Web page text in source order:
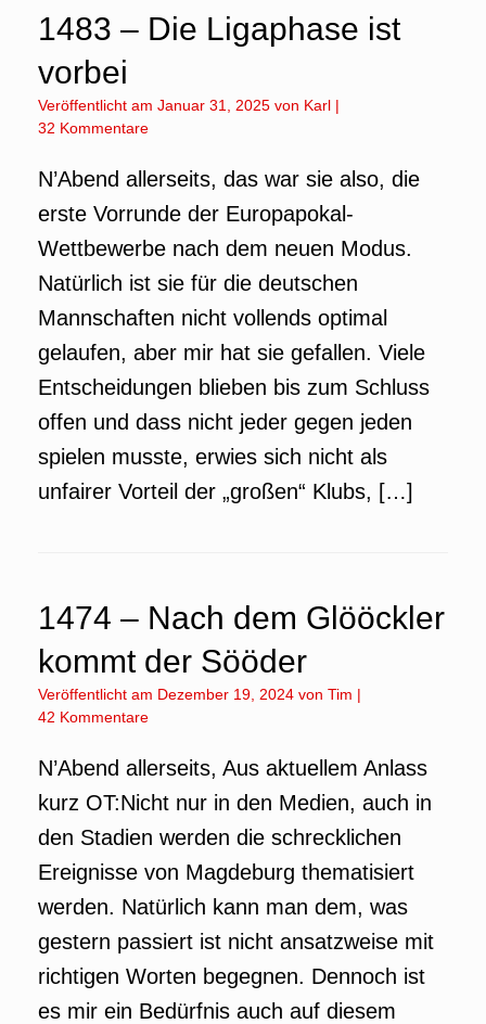
1483 – Die Ligaphase ist
vorbei
Veröffentlicht am Januar 31, 2025 von Karl |
32 Kommentare
N’Abend allerseits, das war sie also, die
erste Vorrunde der Europapokal-
Wettbewerbe nach dem neuen Modus.
Natürlich ist sie für die deutschen
Mannschaften nicht vollends optimal
gelaufen, aber mir hat sie gefallen. Viele
Entscheidungen blieben bis zum Schluss
offen und dass nicht jeder gegen jeden
spielen musste, erwies sich nicht als
unfairer Vorteil der „großen“ Klubs, […]
1474 – Nach dem Glööckler
kommt der Sööder
Veröffentlicht am Dezember 19, 2024 von Tim |
42 Kommentare
N’Abend allerseits, Aus aktuellem Anlass
kurz OT:Nicht nur in den Medien, auch in
den Stadien werden die schrecklichen
Ereignisse von Magdeburg thematisiert
werden. Natürlich kann man dem, was
gestern passiert ist nicht ansatzweise mit
richtigen Worten begegnen. Dennoch ist
es mir ein Bedürfnis auch auf diesem